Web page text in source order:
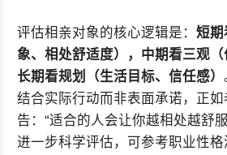
评估相亲对象的核心逻辑是： 短期
象、相处舒适度），中期看三观（
长期看规划（生活目标、信任感）
结合实际行动而非表面承诺，正
告：“适合的人会让你越相处越舒
进一步科学评估，可参考职业性